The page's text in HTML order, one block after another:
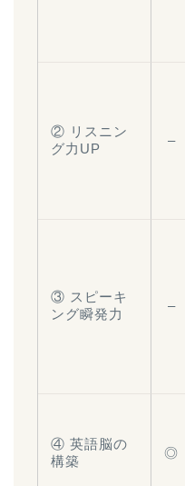
② リスニン
グ力UP
–
③ スピーキ
ング瞬発力
–
④ 英語脳の
構築
◎